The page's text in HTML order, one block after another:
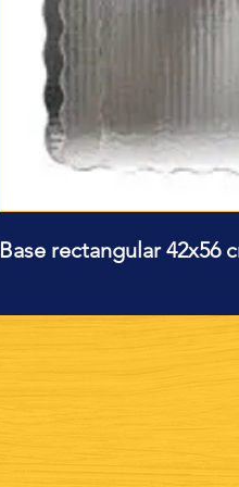
Base rectangular 42x56